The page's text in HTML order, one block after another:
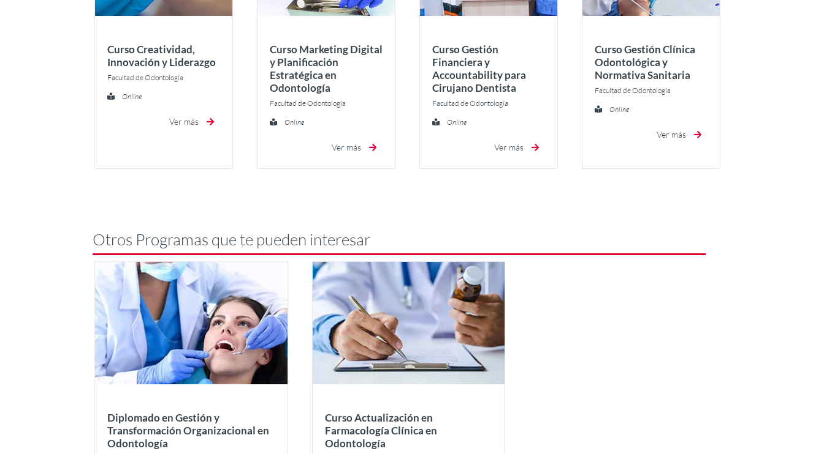
Curso Creatividad,
Innovación y Liderazgo
Facultad de Odontología
Online
Ver más
Curso Marketing Digital
y Planificación
Estratégica en
Odontología
Facultad de Odontología
Online
Ver más
Curso Gestión
Financiera y
Accountability para
Cirujano Dentista
Facultad de Odontología
Online
Ver más
Curso Gestión Clínica
Odontológica y
Normativa Sanitaria
Facultad de Odontología
Online
Ver más
Otros Programas que te pueden interesar
Diplomado en Gestión y
Transformación Organizacional en
Odontología
Curso Actualización en
Farmacología Clínica en
Odontología